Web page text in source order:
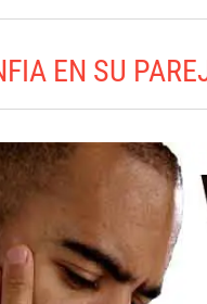
EN SU